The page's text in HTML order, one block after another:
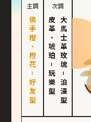
主調
佛手柑、橙花－好友型
次調
皮革、琥珀
－
玩樂型
大馬士革玫瑰
－
浪漫型